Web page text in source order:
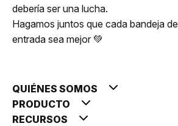
debería ser una lucha.
Hagamos juntos que cada bandeja de
entrada sea mejor 💚
QUIÉNES SOMOS
PRODUCTO
RECURSOS